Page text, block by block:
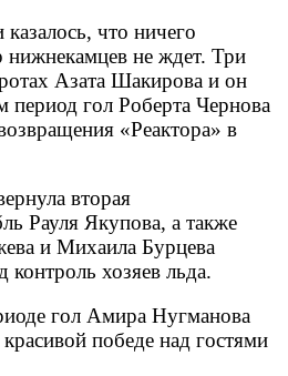
что ничего
нижнекамцев не ждет. Три
Азата Шакирова и он
период гол Роберта Чернова
«Реактора» в
вторая
Рауля Якупова, а также
и Михаила Бурцева
контроль хозяев льда.
гол Амира Нугманова
победе над гостями